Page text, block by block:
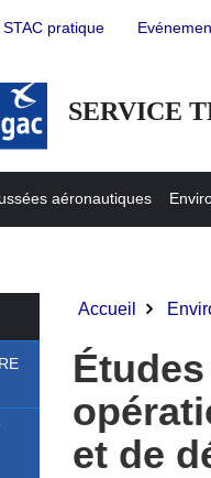
STAC pratique
SERVICE
aéronautiques
d'Ariane
Accueil
et de